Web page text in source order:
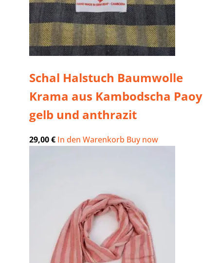
Schal Halstuch Baumwolle
Krama aus Kambodscha Paoy
gelb und anthrazit
29,00€ In den Warenkorb Buy now